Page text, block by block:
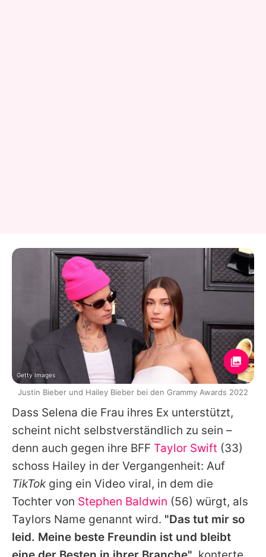
Dass Selena die Frau ihres Ex unterstützt,
scheint nicht selbstverständlich zu sein –
denn auch gegen ihre BFF Taylor Swift (33)
schoss Hailey in der Vergangenheit: Auf
TikTokging ein Video viral, in dem die
Tochter von Stephen Baldwin (56) würgt, als
Taylors Name genannt wird. "Das tut mir so
leid. Meine beste Freundin ist und bleibt
Getty Images
Justin Bieber und Hailey Bieber bei den Grammy Awards 2022